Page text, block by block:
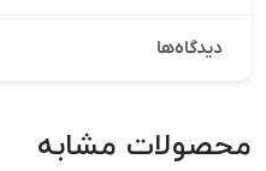
دیدگاه‌ها
محصولات مشابه